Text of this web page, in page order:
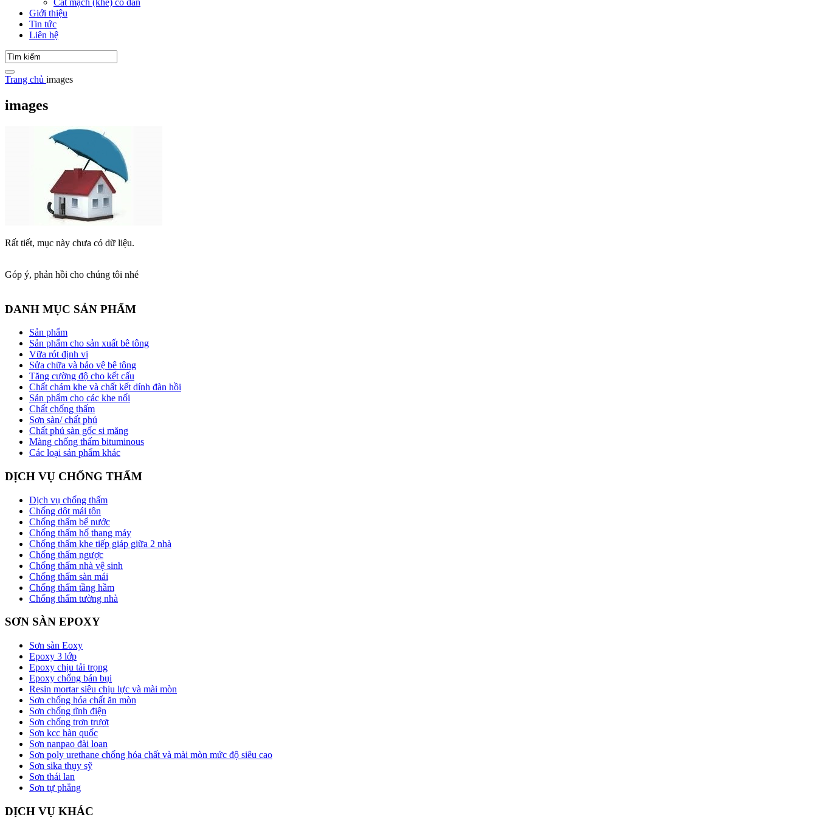
Cắt mạch (khe) co dãn
Giới thiệu
Tin tức
Liên hệ
Trang chủ images
images
Rất tiết, mục này chưa có dữ liệu.
Góp ý, phản hồi cho chúng tôi nhé
DANH MỤC SẢN PHẨM
Sản phẩm
Sản phẩm cho sản xuất bê tông
Vữa rót định vị
Sửa chữa và bảo vệ bê tông
Tăng cường độ cho kết cấu
Chất chám khe và chất kết dính đàn hồi
Sản phẩm cho các khe nối
Chất chống thấm
Sơn sàn/ chất phủ
Chất phủ sàn gốc si măng
Màng chống thấm bituminous
Các loại sản phẩm khác
DỊCH VỤ CHỐNG THẤM
Dịch vụ chống thấm
Chống dột mái tôn
Chống thấm bể nước
Chống thấm hố thang máy
Chống thấm khe tiếp giáp giữa 2 nhà
Chống thấm ngược
Chống thấm nhà vệ sinh
Chống thấm sàn mái
Chống thấm tầng hầm
Chống thấm tường nhà
SƠN SÀN EPOXY
Sơn sàn Eoxy
Epoxy 3 lớp
Epoxy chịu tải trọng
Epoxy chống bán bụi
Resin mortar siêu chịu lực và mài mòn
Sơn chống hóa chất ăn mòn
Sơn chống tĩnh điện
Sơn chống trơn trượt
Sơn kcc hàn quốc
Sơn nanpao đài loan
Sơn poly urethane chống hóa chất và mài mòn mức độ siêu cao
Sơn sika thụy sỹ
Sơn thái lan
Sơn tự phẳng
DỊCH VỤ KHÁC